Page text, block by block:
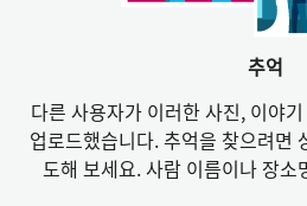
추억
다른 사용자가 이러한 사진, 이야
업로드했습니다. 추억을 찾으려면
도해 보세요. 사람 이름이나 장소